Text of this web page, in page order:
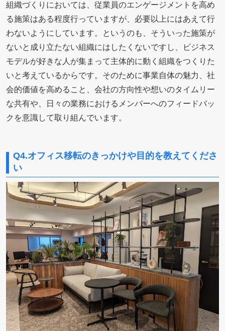
組織づくりにおいては、従業員のエンゲージメントを高め
る施策はある程度行っていますが、必要以上にはあえて行
わないようにしています。というのも、そういった施策が
ないと成り立たない組織にはしたくないですし、ビジネス
モデルが好きな人が集まって主体的に動く組織をつくりた
いと考えているからです。 そのために事業自体の魅力、社
会的価値を高めること、会社の方向性や想いのタイムリー
な共有や、日々の業務におけるメンバーへのフィードバッ
クを意識して取り組んでいます。
Q4.オフィス移転のきっかけや目的を教えてくださ
い